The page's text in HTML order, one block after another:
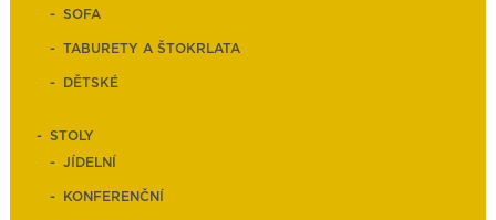
SOFA
TABURETY A ŠTOKRLATA
DĚTSKÉ
STOLY
JÍDELNÍ
KONFERENČNÍ